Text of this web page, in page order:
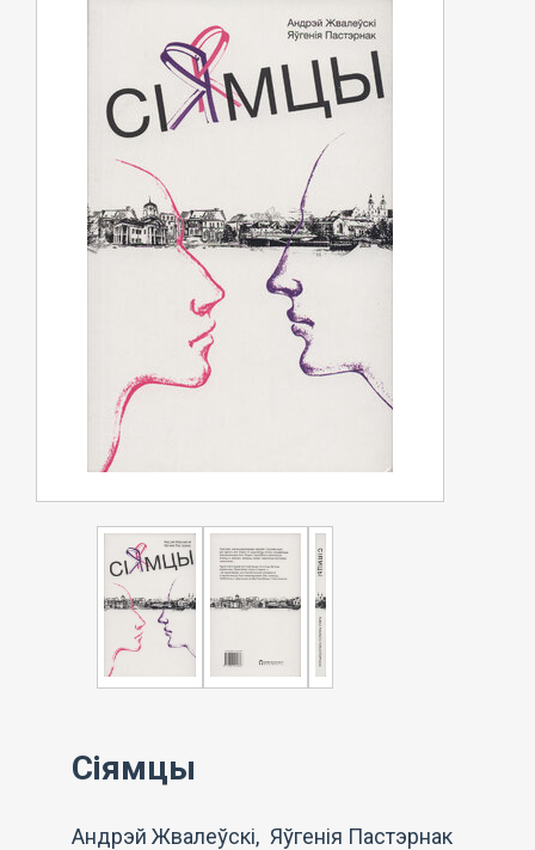
Сіямцы
Андрэй Жвалеўскі, Яўгенія Пастэрнак